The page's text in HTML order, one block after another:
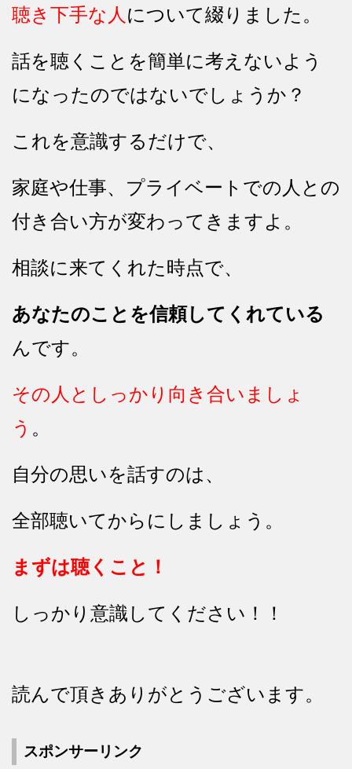
聴き下手な人 について綴りました。
話を聴くことを簡単に考えないよう
になったのではないでしょうか？
これを意識するだけで、
家庭や仕事、プライベートでの人との
付き合い方が変わってきますよ。
相談に来てくれた時点で、
あなたのことを信頼してくれている
んです。
その人としっかり向き合いましょ
う 。
自分の思いを話すのは、
全部聴いてからにしましょう。
まずは聴くこと！
しっかり意識してください！！
読んで頂きありがとうございます。
スポンサーリンク